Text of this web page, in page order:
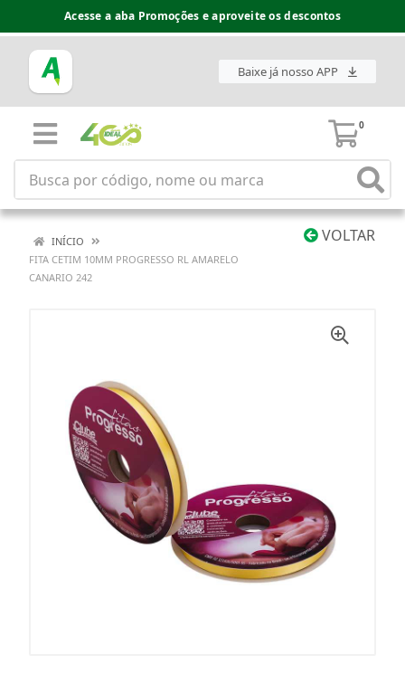
Acesse a aba Promoções e aproveite os descontos
Baixe já nosso APP
0
VOLTAR
INÍCIO
FITA CETIM 10MM PROGRESSO RL AMARELO
CANARIO 242